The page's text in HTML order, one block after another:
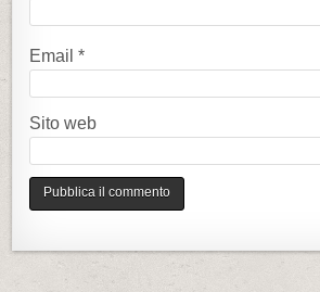
Email*
Sito web